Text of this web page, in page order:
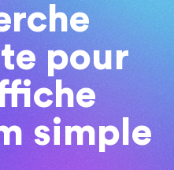
pour
simple